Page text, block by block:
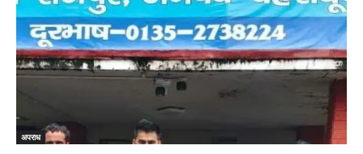
अपराध